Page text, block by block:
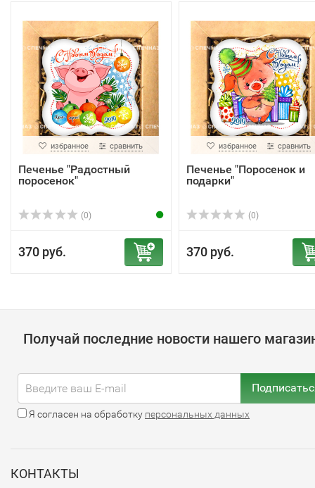
избранное сравнить
Печенье "Радостный
поросенок"
(0)
370 руб.
избранное сравнить
Печенье "Поросенок и
подарки"
(0)
370 руб.
Получай последние новости нашего
Я согласен на обработку персональных данных
КОНТАКТЫ